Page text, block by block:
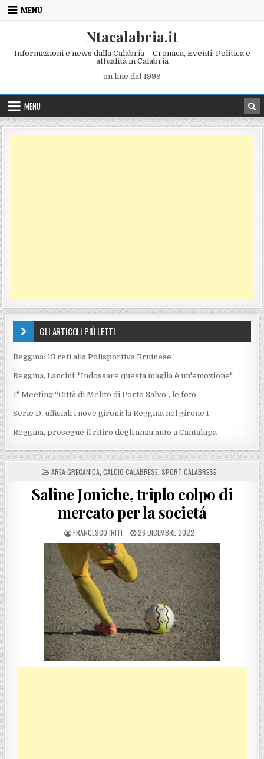
Skip to content
MENU
Ntacalabria.it
Informazioni e news dalla Calabria – Cronaca, Eventi, Politica e
attualità in Calabria
on line dal 1999
MENU
GLI ARTICOLI PIÙ LETTI
Reggina: 13 reti alla Polisportiva Bruinese
Reggina, Lancini: "Indossare questa maglia è un'emozione"
1° Meeting “Città di Melito di Porto Salvo”, le foto
Serie D, ufficiali i nove gironi: la Reggina nel girone I
Reggina, prosegue il ritiro degli amaranto a Cantalupa
POSTED IN
AREA GRECANICA CALCIO CALABRESE SPORT CALABRESE
Saline Joniche, triplo colpo di
mercato per la societá
POSTED BY
FRANCESCO IRITI POSTED ON
26 DICEMBRE 2022